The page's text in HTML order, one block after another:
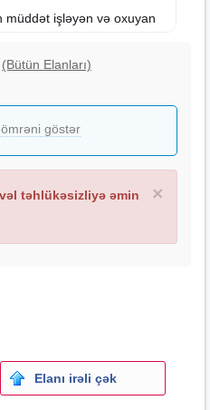
müddət işləyən və oxuyan
redaktorlar, sayğaclar,
gizli kabel ilə nazik lampa
sahib olmağa imkan
ilə edilə biler .
(Bütün Elanları)
göstər
×
təhlükəsizliyə əmin
Elanı irəli çək